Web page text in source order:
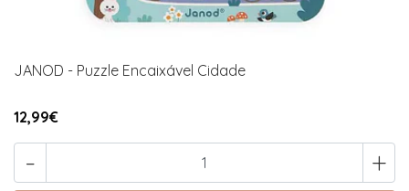
JANOD - Puzzle Encaixável Cidade
12,99€
- +